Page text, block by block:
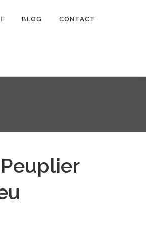
BLOG CONTACT